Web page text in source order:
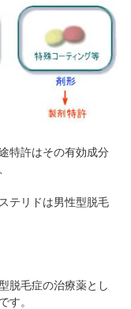
特許はその有効成分
テリドは男性型脱毛
脱毛症の治療薬とし
す。